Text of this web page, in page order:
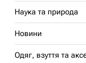
Наука та природа
Новини
Одяг, взуття та